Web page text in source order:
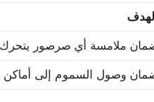
ملامسة أي صرصور يتحرك
وصول السموم إلى أماكن